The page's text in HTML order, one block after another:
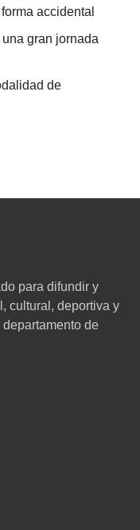
accidental
gran jornada
de
para difundir y
cultural, deportiva y
de